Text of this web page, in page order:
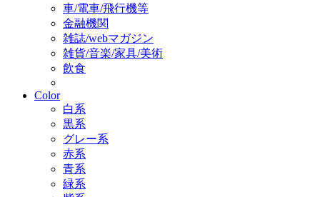
車/電車/飛行機等
金融機関
雑誌/webマガジン
雑貨/音楽/家具/美術
飲食
Color
白系
黒系
グレー系
赤系
青系
緑系